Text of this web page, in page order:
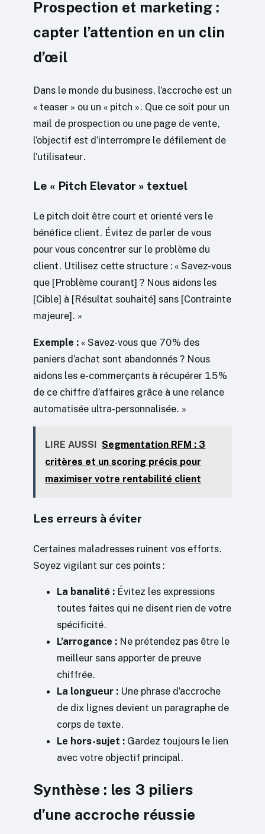
Prospection et marketing :
capter l’attention en un clin
d’œil
Dans le monde du business, l’accroche est un
« teaser » ou un « pitch ». Que ce soit pour un
mail de prospection ou une page de vente,
l’objectif est d’interrompre le défilement de
l’utilisateur.
Le « Pitch Elevator » textuel
Le pitch doit être court et orienté vers le
bénéfice client. Évitez de parler de vous
pour vous concentrer sur le problème du
client. Utilisez cette structure : « Savez-vous
que [Problème courant] ? Nous aidons les
[Cible] à [Résultat souhaité] sans [Contrainte
majeure]. »
Exemple : « Savez-vous que 70% des
paniers d’achat sont abandonnés ? Nous
aidons les e-commerçants à récupérer 15%
de ce chiffre d’affaires grâce à une relance
automatisée ultra-personnalisée. »
LIRE AUSSI
Segmentation RFM : 3
critères et un scoring précis pour
maximiser votre rentabilité client
Les erreurs à éviter
Certaines maladresses ruinent vos efforts.
Soyez vigilant sur ces points :
La banalité : Évitez les expressions
toutes faites qui ne disent rien de votre
spécificité.
L’arrogance : Ne prétendez pas être le
meilleur sans apporter de preuve
chiffrée.
La longueur : Une phrase d’accroche
de dix lignes devient un paragraphe de
corps de texte.
Le hors-sujet : Gardez toujours le lien
avec votre objectif principal.
Synthèse : les 3 piliers
d’une accroche réussie